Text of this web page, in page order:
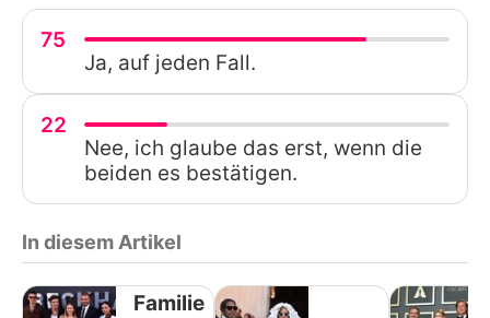
75
Ja, auf jeden Fall.
22
Nee, ich glaube das erst, wenn die
beiden es bestätigen.
In diesem Artikel
Familie